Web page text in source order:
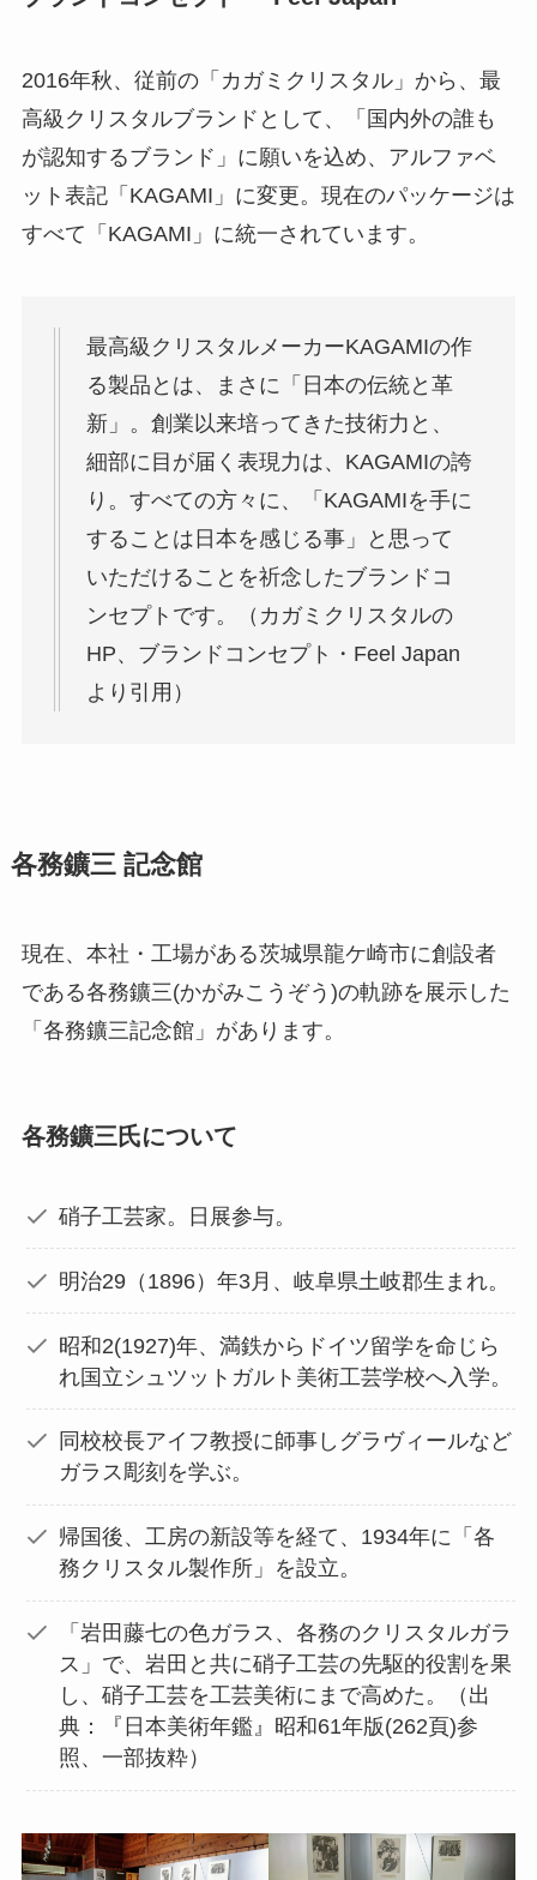
2016年秋、従前の「カガミクリスタル」から、最
高級クリスタルブランドとして、「国内外の誰も
が認知するブランド」に願いを込め、アルファベ
ット表記「KAGAMI」に変更。現在のパッケージは
すべて「KAGAMI」に統一されています。
最高級クリスタルメーカーKAGAMIの作
る製品とは、まさに「日本の伝統と革
新」。創業以来培ってきた技術力と、
細部に目が届く表現力は、KAGAMIの誇
り。すべての方々に、「 KAGAMIを手に
することは日本を感じる事」と思って
いただけることを祈念したブランドコ
ンセプトです。（カガミクリスタルの
HP、ブランドコンセプト・Feel Japan
より引用）
各務鑛三 記念館
現在、本社・工場がある茨城県龍ケ崎市に創設者
である各務鑛三(かがみこうぞう)の軌跡を展示した
「各務鑛三記念館」があります。
各務鑛三氏について
硝子工芸家。日展参与。
明治29（1896）年3月、岐阜県土岐郡生まれ。
昭和2(1927)年、満鉄からドイツ留学を命じら
れ国立シュツットガルト美術工芸学校へ入学。
同校校長アイフ教授に師事しグラヴィールなど
ガラス彫刻を学ぶ。
帰国後、工房の新設等を経て、1934年に「各
務クリスタル製作所」を設立。
「岩田藤七の色ガラス、各務のクリスタルガラ
ス」で、岩田と共に硝子工芸の先駆的役割を果
し、硝子工芸を工芸美術にまで高めた。（出
典：『日本美術年鑑』昭和61年版(262頁)参
照、一部抜粋）